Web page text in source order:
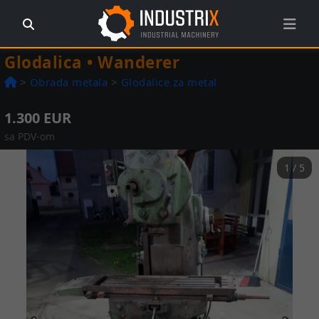
Glodalica • Wanderer
> Obrada metala > Glodalice za metal
1.300 EUR
sa PDV-om
1 / 5